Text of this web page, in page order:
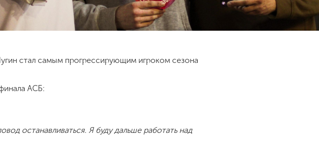
стал самым прогрессирующим игроком сезона
АСБ:
останавливаться. Я буду дальше работать над